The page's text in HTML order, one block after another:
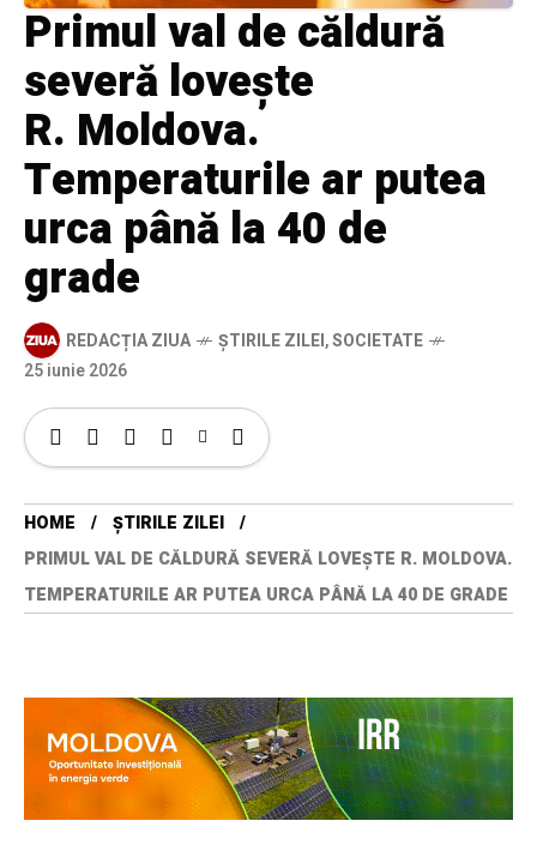
Primul val de căldură
severă lovește
R. Moldova.
Temperaturile ar putea
urca până la 40 de
grade
REDACȚIA ZIUA ȘTIRILE ZILEI,SOCIETATE
25 iunie 2026
HOME
ȘTIRILE ZILEI
PRIMUL VAL DE CĂLDURĂ SEVERĂ LOVEȘTE R. MOLDOVA.
TEMPERATURILE AR PUTEA URCA PÂNĂ LA 40 DE GRADE